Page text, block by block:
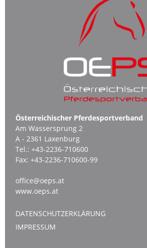
Österreichischer Pferdesportverband
Am Wassersprung 2
A - 2361 Laxenburg
Tel.: +43-2236-710600
Fax: +43-2236-710600-99
office@oeps.at
www.oeps.at
DATENSCHUTZERKLÄRUNG
IMPRESSUM